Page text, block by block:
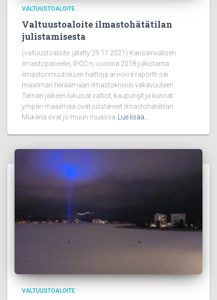
VALTUUSTOALOITE
Valtuustoaloite ilmastohätätilan
julistamisesta
(valtuustoaloite: jätetty 29.11.2021) Kansainvälisen
ilmastopaneelin, IPCC:n, vuonna 2018 julkistama
ilmastonmuutoksen haittoja arvioiva raportti sai
maailman heräämään ilmastokriisiin vakavuuteen.
Tämän jälkeen lukuisat valtiot, kaupungit ja kunnat
ympäri maailmaa ovat julistaneet ilmastohätätilan.
Mukana ovat jo muun muassa
Lue lisää…
VALTUUSTOALOITE